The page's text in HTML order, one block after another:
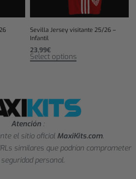
Sevilla Jersey visitante 25/26 –
Infantil
23,99€
Select options
Atención :
el sitio oficial MaxiKits.com.
similares que podrían comprometer
personal.